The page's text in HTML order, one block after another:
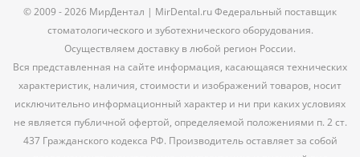
© 2009 - 2026 МирДентал | MirDental.ru Федеральный поставщик
стоматологического и зуботехнического оборудования.
Осуществляем доставку в любой регион России.
Вся представленная на сайте информация, касающаяся технических
характеристик, наличия, стоимости и изображений товаров, носит
исключительно информационный характер и ни при каких условиях
не является публичной офертой, определяемой положениями п. 2 ст.
437 Гражданского кодекса РФ. Производитель оставляет за собой